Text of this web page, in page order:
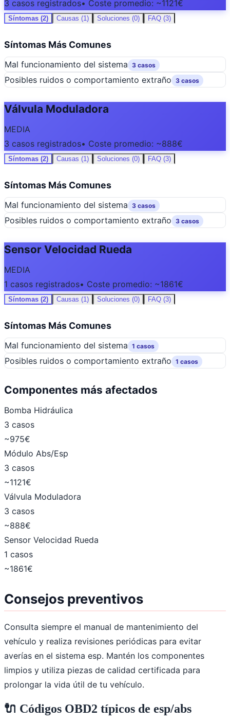
3 casos registrados• Coste promedio: ~1121€
Síntomas (2) Causas (1) Soluciones (0) FAQ (3)
Síntomas Más Comunes
Mal funcionamiento del sistema 3 casos
Posibles ruidos o comportamiento extraño 3 casos
Válvula Moduladora
MEDIA
3 casos registrados• Coste promedio: ~888€
Síntomas (2) Causas (1) Soluciones (0) FAQ (3)
Síntomas Más Comunes
Mal funcionamiento del sistema 3 casos
Posibles ruidos o comportamiento extraño 3 casos
Sensor Velocidad Rueda
MEDIA
1 casos registrados• Coste promedio: ~1861€
Síntomas (2) Causas (1) Soluciones (0) FAQ (3)
Síntomas Más Comunes
Mal funcionamiento del sistema 1 casos
Posibles ruidos o comportamiento extraño 1 casos
Componentes más afectados
Bomba Hidráulica
3 casos
~975€
Módulo Abs/Esp
3 casos
~1121€
Válvula Moduladora
3 casos
~888€
Sensor Velocidad Rueda
1 casos
~1861€
Consejos preventivos
Consulta siempre el manual de mantenimiento del
vehículo y realiza revisiones periódicas para evitar
averías en el sistema esp. Mantén los componentes
limpios y utiliza piezas de calidad certificada para
prolongar la vida útil de tu vehículo.
🔌 Códigos OBD2 típicos de esp/abs